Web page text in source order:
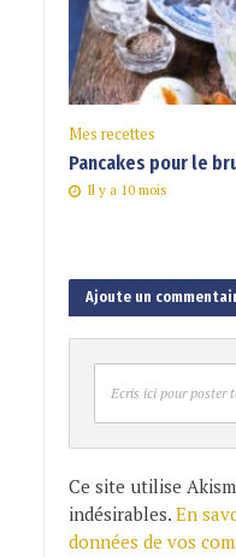
Mes recettes
Pancakes pour le
Il y a 10 mois
Ajoute un
Ecris ici pour poster
Ce site utilise
indésirables. En
données de vos